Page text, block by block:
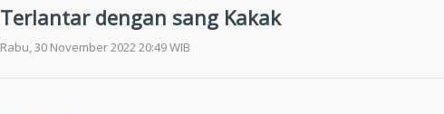
Terlantar dengan sang Kakak
Rabu, 30 November 2022 20:49 WIB